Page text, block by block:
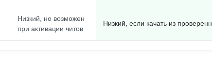
Низкий, но возможен
при активации читов
Низкий, если качать из